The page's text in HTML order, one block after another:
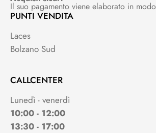
Il suo pagamento viene elaborato in
PUNTI VENDITA
Laces
Bolzano Sud
CALLCENTER
Lunedì - venerdì
10:00 - 12:00
13:30 - 17:00